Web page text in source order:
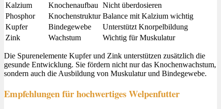
Kalzium
Knochenaufbau Nicht überdosieren
Phosphor
Knochenstruktur Balance mit Kalzium wichtig
Kupfer
Bindegewebe
Unterstützt Knorpelbildung
Zink
Wachstum Wichtig für Muskulatur
Die Spurenelemente Kupfer und Zink unterstützen zusätzlich die
gesunde Entwicklung. Sie fördern nicht nur das Knochenwachstum,
sondern auch die Ausbildung von Muskulatur und Bindegewebe.
Empfehlungen für hochwertiges Welpenfutter